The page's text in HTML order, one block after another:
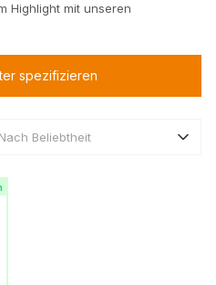
Highlight mit unseren
spezifizieren
Nach Beliebtheit